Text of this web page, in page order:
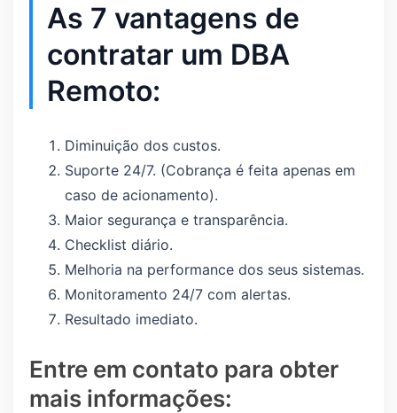
As 7 vantagens de
contratar um DBA
Remoto:
Diminuição dos custos.
Suporte 24/7. (Cobrança é feita apenas em
caso de acionamento).
Maior segurança e transparência.
Checklist diário.
Melhoria na performance dos seus sistemas.
Monitoramento 24/7 com alertas.
Resultado imediato.
Entre em contato para obter
mais informações: